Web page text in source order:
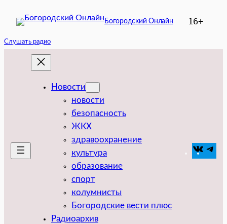
Богородский Онлайн 16+
Слушать радио
Новости
новости
безопасность
ЖКХ
здравоохранение
культура
образование
спорт
колумнисты
Богородские вести плюс
Радиоархив
VK